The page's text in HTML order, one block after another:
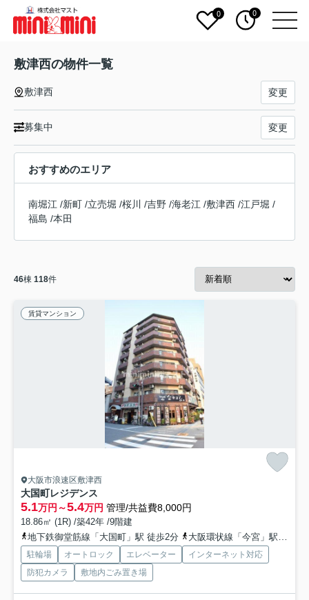
0 0
敷津西の物件一覧
敷津西 変更
募集中 変更
おすすめのエリア
南堀江 /新町 /立売堀 /桜川 /吉野 /海老江 /敷津西 /江戸堀 /
福島 /本田
46棟 118件
賃貸マンション
大阪市浪速区敷津西
大国町レジデンス
5.1万円～5.4万円 管理/共益費8,000円
18.86㎡ (1R) /築42年 /9階建
地下鉄御堂筋線「大国町」駅 徒歩2分
大阪環状線「今宮」駅 徒歩8分
駐輪場 オートロック エレベーター
インターネット対応
防犯カメラ
敷地内ごみ置き場